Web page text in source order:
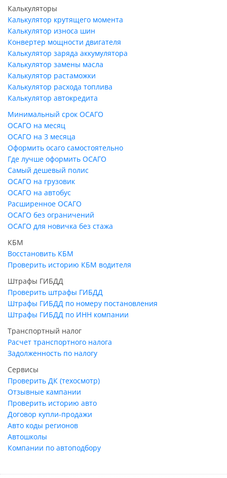
Калькуляторы
Калькулятор крутящего момента
Калькулятор износа шин
Конвертер мощности двигателя
Калькулятор заряда аккумулятора
Калькулятор замены масла
Калькулятор растаможки
Калькулятор расхода топлива
Калькулятор автокредита
Минимальный срок ОСАГО
ОСАГО на месяц
ОСАГО на 3 месяца
Оформить осаго самостоятельно
Где лучше оформить ОСАГО
Самый дешевый полис
ОСАГО на грузовик
ОСАГО на автобус
Расширенное ОСАГО
ОСАГО без ограничений
ОСАГО для новичка без стажа
КБМ
Восстановить КБМ
Проверить историю КБМ водителя
Штрафы ГИБДД
Проверить штрафы ГИБДД
Штрафы ГИБДД по номеру постановления
Штрафы ГИБДД по ИНН компании
Транспортный налог
Расчет транспортного налога
Задолженность по налогу
Сервисы
Проверить ДК (техосмотр)
Отзывные кампании
Проверить историю авто
Договор купли-продажи
Авто коды регионов
Автошколы
Компании по автоподбору